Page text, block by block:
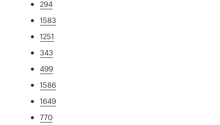
294
1583
1251
343
499
1586
1649
770